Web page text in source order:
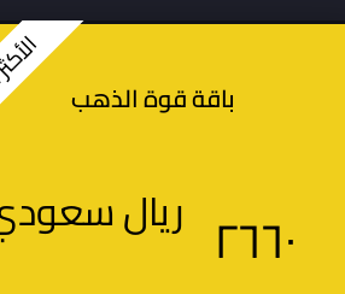
باقة قوة الذهب
ريال ٢٦٦٠